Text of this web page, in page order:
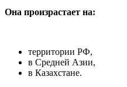
Она произрастает на:
территории РФ,
в Средней Азии,
в Казахстане.